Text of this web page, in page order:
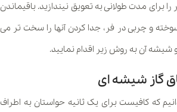
برای مدت طولانی به تعویق نیندازید. باقیماندن
و چربی در فر، جدا کردن آنها را سخت تر می
شیشه آن به روش زیر اقدام نمایید.
گاز شیشه ای
که کافیست برای یک ثانیه حواستان به اطراف